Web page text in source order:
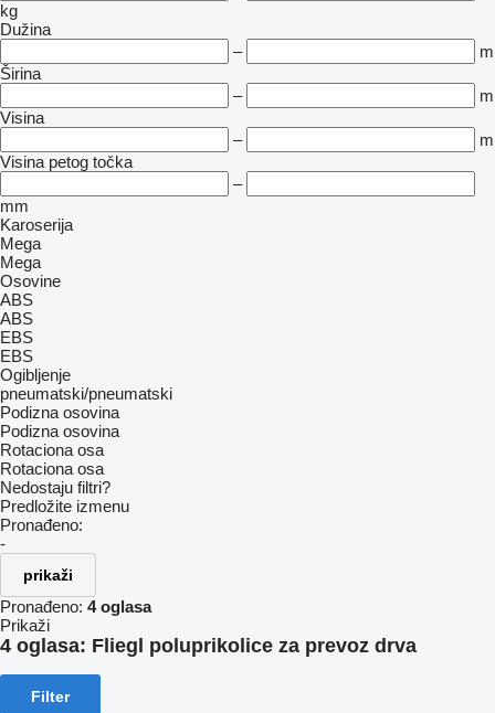
kg
Dužina
–
m
Širina
–
m
Visina
–
m
Visina petog točka
–
mm
Karoserija
Mega
Mega
Osovine
ABS
ABS
EBS
EBS
Ogibljenje
pneumatski/pneumatski
Podizna osovina
Podizna osovina
Rotaciona osa
Rotaciona osa
Nedostaju filtri?
Predložite izmenu
Pronađeno:
-
prikaži
Pronađeno: 4 oglasa
Prikaži
4 oglasa: Fliegl poluprikolice za prevoz drva
Filter